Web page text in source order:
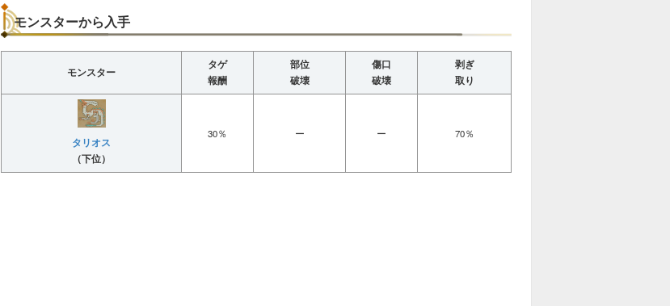
モンスターから入手
モンスター
タゲ
報酬
部位
破壊
傷口
破壊
剥ぎ
取り
タリオス
（下位）
30％ ー ー 70％